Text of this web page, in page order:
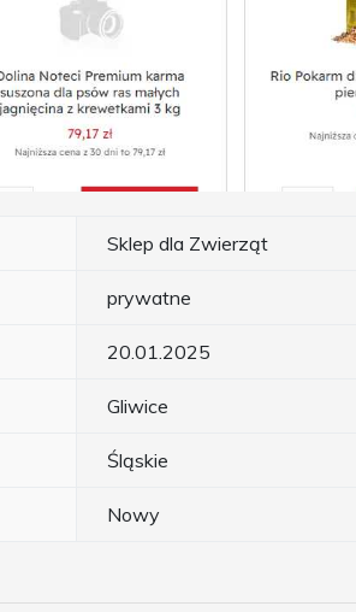
Sklep dla Zwierząt
prywatne
20.01.2025
Gliwice
Śląskie
Nowy